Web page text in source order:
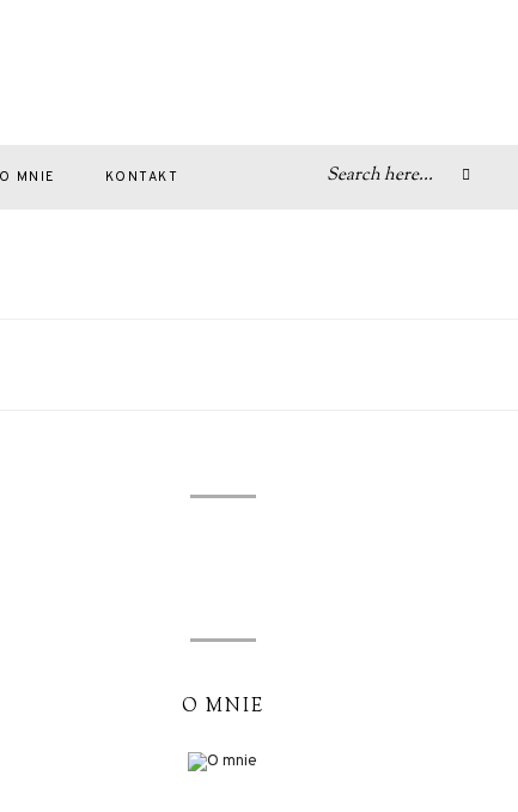
O MNIE KONTAKT
O MNIE